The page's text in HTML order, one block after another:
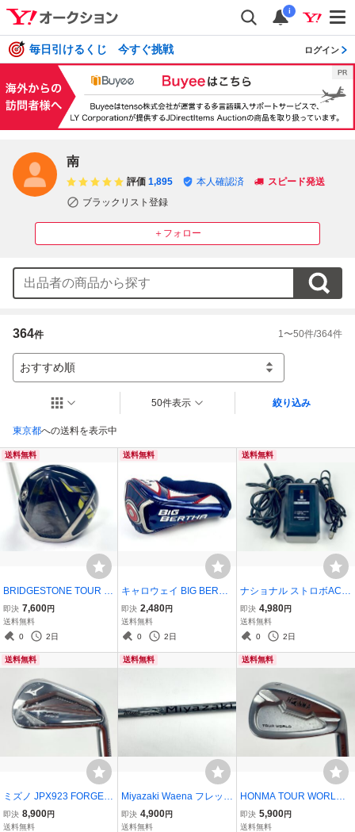
i
毎日引けるくじ 今すぐ挑戦 ログイン
南
＋フォロー
評価 1,895 本人確認済
スピード発送
ブラックリスト登録
364件 1 〜50件/364件
おすすめ順
東京都への送料を表示中
50件表示 絞り込み
送料無料
BRIDGESTONE TOUR B
JGR ドライバー 10.5° フ
レックスS ブリヂストン
ゴルフ クラブ
即決 7,600円
送料無料
0
2日
送料無料
キャロウェイ BIG BERTH
A ALPHA ビッグバーサ ア
ルファ ドライバー用 ヘッ
ドカバー
即決 2,480円
送料無料
0
2日
送料無料
ナショナル ストロボACア
ダプター UNIT-3 PP-AJ /
P3 National 通電確認済み
即決 4,980円
送料無料
0
2日
送料無料
ミズノ JPX923 FORGED
単品アイアン 7番 #7 ゴル
フ クラブ MIZUNO
即決 8,900円
送料無料
送料無料
Miyazaki Waena フレック
スR ミヤザキ スリクソン
スリーブ付き 延長あり シ
即決 4,900円
送料無料
送料無料
HONMA TOUR WORLD T
W737P #11 ウェッジ 単
品アイアン ホンマ ツアー
即決 5,900円
送料無料